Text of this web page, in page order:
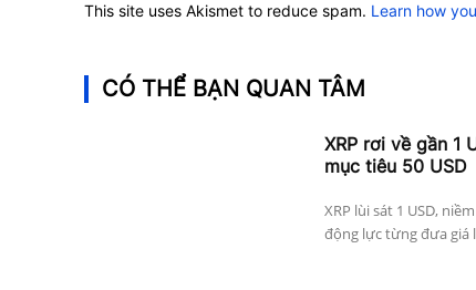
This site uses Akismet to reduce spam. Learn how
CÓ THỂ BẠN QUAN TÂM
XRP rơi về gần 1
mục tiêu 50 USD
XRP lùi sát 1 USD,
động lực từng đưa giá